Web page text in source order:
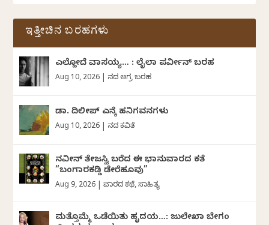
ಇತ್ತೀಚಿನ ಬರಹಗಳು
ಎಲ್ಹೋದೆ ವಾಸಯ್ಯ… : ಲೈಲಾ ಪರ್ವೀನ್‌ ಬರಹ
Aug 10, 2026 ದಿನದ ಅಗ್ರ ಬರಹ
ಡಾ. ದಿಲೀಪ್ ಎನ್ಕೆ ಹನಿಗವನಗಳು
Aug 10, 2026 ದಿನದ ಕವಿತೆ
ನವೀನ್‌ ತೇಜಸ್ವಿ ಬರೆದ ಈ ಭಾನುವಾರದ ಕತೆ
“ಬಂಗಾರಕಡ್ಡಿ ಡೇರೆಹೂವು”
Aug 9, 2026 |ವಾರದ ಕಥೆ,ಸಾಹಿತ್ಯ
ಮತ್ತೊಮ್ಮೆ ಒಡೆಯಿತು ಹೃದಯ…: ಜುಲೇಖಾ ಬೇಗಂ